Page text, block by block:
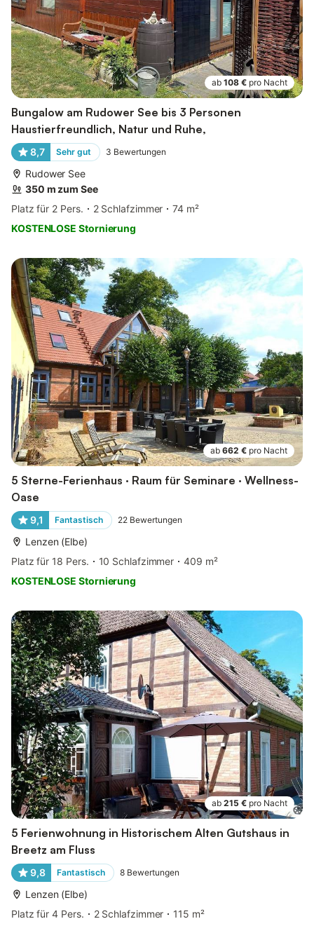
ab 108 € pro Nacht
Bungalow am Rudower See bis 3 Personen
Haustierfreundlich, Natur und Ruhe,
8,7 Sehr gut 3 Bewertungen
Rudower See
350 m zum See
Platz für 2 Pers.
2 Schlafzimmer
74 m²
KOSTENLOSE Stornierung
ab 662 € pro Nacht
5 Sterne-Ferienhaus · Raum für Seminare · Wellness-
Oase
9,1 Fantastisch 22 Bewertungen
Lenzen (Elbe)
Platz für 18 Pers.
10 Schlafzimmer
409 m²
KOSTENLOSE Stornierung
ab 215 € pro Nacht
5 Ferienwohnung in Historischem Alten Gutshaus in
Breetz am Fluss
9,8 Fantastisch 8 Bewertungen
Lenzen (Elbe)
Platz für 4 Pers.
2 Schlafzimmer
115 m²